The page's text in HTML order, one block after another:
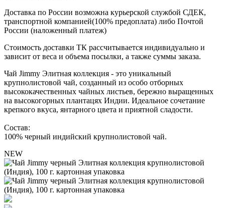
Доставка по России возможна курьерской службой СДЕК,
транспортной компанией(100% предоплата) либо Почтой
России (наложенный платеж)
Стоимость доставки ТК рассчитывается индивидуально и
зависит от веса и объема посылки, а также суммы заказа.
Чай Jimmy Элитная коллекция - это уникальный
крупнолистовой чай, созданный из особо отборных
высококачественных чайных листьев, бережно выращенных
на высокогорных плантацях Индии. Идеальное сочетание
крепкого вкуса, янтарного цвета и приятной сладости.
Состав:
100% черный индийский крупнолистовой чай.
NEW